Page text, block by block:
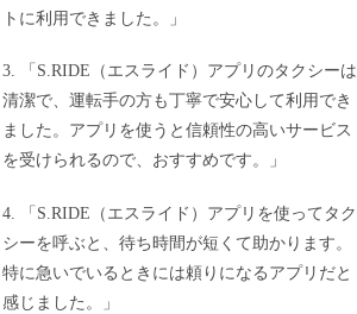
トに利用できました。」
3. 「S.RIDE（エスライド）アプリのタクシーは
清潔で、運転手の方も丁寧で安心して利用でき
ました。アプリを使うと信頼性の高いサービス
を受けられるので、おすすめです。」
4. 「S.RIDE（エスライド）アプリを使ってタク
シーを呼ぶと、待ち時間が短くて助かります。
特に急いでいるときには頼りになるアプリだと
感じました。」